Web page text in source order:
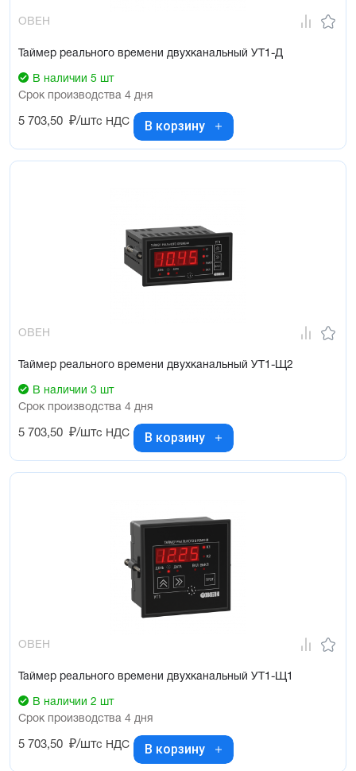
ОВЕН
Таймер реального времени двухканальный УТ1-Д
В наличии 5 шт
Срок производства 4 дня
5 703,50 ₽/штс НДС В корзину
ОВЕН
Таймер реального времени двухканальный УТ1-Щ2
В наличии 3 шт
Срок производства 4 дня
5 703,50 ₽/штс НДС В корзину
ОВЕН
Таймер реального времени двухканальный УТ1-Щ1
В наличии 2 шт
Срок производства 4 дня
5 703,50 ₽/штс НДС В корзину